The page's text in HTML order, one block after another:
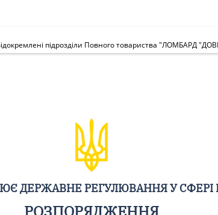
підрозділи Повного товариства "ЛОМБАРД
ДЕРЖАВНЕ РЕГУЛЮВАННЯ У